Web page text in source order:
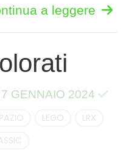
a leggere
7 GENNAIO 2024
LEGO
LRX